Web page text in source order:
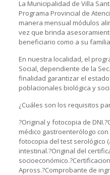
La Municipalidad de Villa
Programa Provincial de
manera mensual módulos
vez que brinda
beneficiario como a su
En nuestra localidad, el
Social, dependiente de la
finalidad garantizar el
poblacionales biológica y
¿Cuáles son los requisitos
?Original y fotocopia de
médico gastroenterólogo
fotocopia del test serológico
intestinal.?Original del
Apross.?Comprobante de